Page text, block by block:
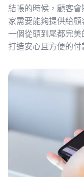
結帳的時候，顧客
家需要能夠提供給
一個從頭到尾都完
打造安心且方便的付